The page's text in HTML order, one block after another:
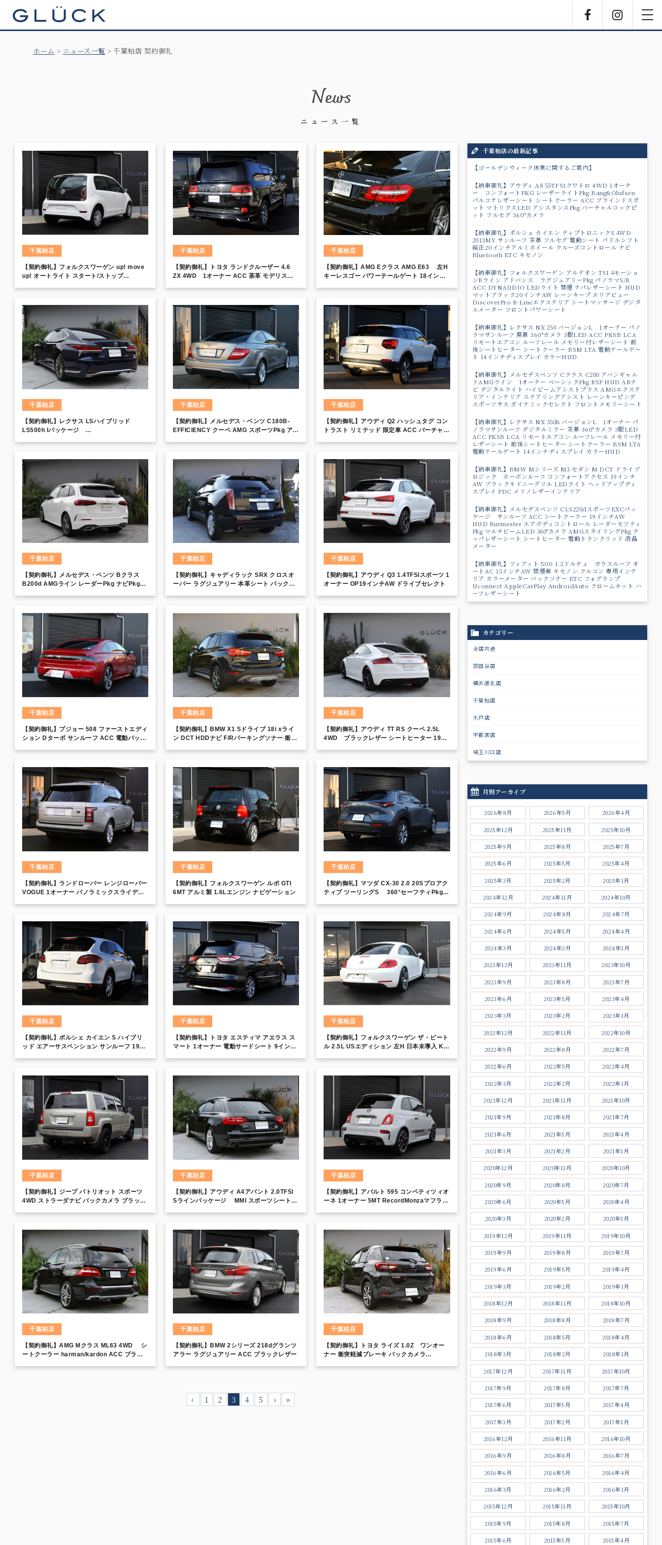
ホーム ニュース一覧 千葉柏店 契約御礼
News
ニュース一覧
千葉柏店
【契約御礼】フォルクスワーゲン up! move
up! オートライト スタート/ストップ
千葉柏店
【契約御礼】トヨタ ランドクルーザー 4.6
ZX 4WD 1オーナー ACC 茶革 モデリスタ
ステアリングヒーター メモリーナビ フルセ
グ
千葉柏店
【契約御礼】AMG Eクラス AMG E63 左H
キーレスゴー パワーテールゲート 18インチ
ーズコントロール
千葉柏店
【契約御礼】レクサス LSハイブリッド
LS500h Iパッケージ
千葉柏店
【契約御礼】メルセデス・ベンツ C180B-
EFFICIENCY クーペ AMG スポーツPkg アジ
千葉柏店
【契約御礼】アウディ Q2 ハッシュタグ コン
トラスト リミテッド 限定車 ACC バーチャル
千葉柏店
【契約御礼】メルセデス・ベンツ Bクラス
B200d AMGライン レーダーPkg ナビPkg
千葉柏店
【契約御礼】キャディラック SRX クロスオ
ーバー ラグジュアリー 本革シート バックカ
千葉柏店
【契約御礼】アウディ Q3 1.4TFSIスポーツ 1
オーナー OP19インチAW ドライブセレクト
千葉柏店
【契約御礼】プジョー 508 ファーストエディ
ション Dターボ サンルーフ ACC 電動バック
千葉柏店
【契約御礼】BMW X1 Sドライブ 18i xライ
ン DCT HDDナビ F/Rパーキングソナー 衝突
千葉柏店
【契約御礼】アウディ TT RS クーペ 2.5L
4WD ブラックレザー シートヒーター 19イ
千葉柏店
【契約御礼】ランドローバー レンジローバー
VOGUE 1オーナー パノラミックスライディ
千葉柏店
【契約御礼】フォルクスワーゲン ルポ GTI
6MT アルミ製 1.6Lエンジン ナビゲーション
千葉柏店
【契約御礼】マツダ CX-30 2.0 20Sプロアク
ティブ ツーリングS 360°セーフティPkg
千葉柏店
【契約御礼】ポルシェ カイエン S ハイブリ
ッド エアーサスペンション サンルーフ 19イ
千葉柏店
【契約御礼】トヨタ エスティマ アエラス ス
マート 1オーナー 電動サードシート 9インチ
千葉柏店
【契約御礼】フォルクスワーゲン ザ・ビート
ル 2.5L USエディション 左H 日本未導入 KW
ジ CD/DVD バックカメラ ETC
千葉柏店
【契約御礼】ジープ パトリオット スポーツ
4WD ストラーダナビ バックカメラ ブラック
千葉柏店
【契約御礼】アウディ A4アバント 2.0TFSI
Sラインパッケージ MMI スポーツシート
セノンライト ルーフレール フルセグチュー
千葉柏店
【契約御礼】アバルト 595 コンペティツィオ
ーネ 1オーナー 5MT RecordMonzaマフラー
千葉柏店
【契約御礼】AMG Mクラス ML63 4WD シ
ートクーラー harman/kardon ACC ブライ
千葉柏店
【契約御礼】BMW 2シリーズ 218dグランツ
アラー ラグジュアリー ACC ブラックレザー
千葉柏店
【契約御礼】トヨタ ライズ 1.0Z ワンオー
ナー 衝突軽減ブレーキ バックカメラ
‹ 1 2 3 4 5 › »
千葉柏店の最新記事
【ゴールデンウィーク休業に関するご案内】
【納車御礼】アウディ A8 55TFSIクワトロ 4WD 1オーナ
ー コンフォートPKG レーザーライトPkg Bang&Olufsen
パルコナレザーシート シートクーラー ACC ブラインドスポ
ット マトリクスLED アシスタンスPkg バーチャルコックピ
ット フルセグ 360°カメラ
【納車御礼】ポルシェ カイエン ティプトロニックS 4WD
2013MY サンルーフ 茶革 フルセグ 電動シート パドルシフト
純正20インチアルミホイール クルーズコントロール ナビ
Bluetooth ETC キセノン
【納車御礼】フォルクスワーゲン アルテオン TSI 4モーショ
ンRライン アドバンス ラグジュアリーPkg パノラマS/R
ACC DYNAUDIO LEDライト 禁煙 ナパレザーシート HUD
マットブラック20インチAW レーンキープ エリアビュー
DiscoverPro R-Lineエクステリア シートマッサージ デジタ
ルメーター フロントパワーシート
【納車御礼】レクサス NX 250 バージョンL 1オーナー パノ
ラマサンルーフ 黒革 360°カメラ 3眼LED ACC PKSB LCA
リモートエアコン ルーフレール メモリー付レザーシート 前
後シートヒーター シートクーラー BSM LTA 電動テールゲー
ト 14インチディスプレイ カラーHUD
【納車御礼】メルセデスベンツ Cクラス C200 アバンギャル
ドAMGライン 1オーナー ベーシックPkg RSP HUD ARナ
ビ デジタルライト ハイビームアシストプラス AMGエクステ
リア・インテリア ステアリングアシスト レーンキーピング
スポーツサス ダイナミックセレクト フロントメモリーシート
【納車御礼】レクサス NX 350h バージョンL 1オーナー パ
ノラマサンルーフ デジタルミラー 茶革 360°カメラ 3眼LED
ACC PKSB LCA リモートエアコン ルーフレール メモリー付
レザーシート 前後シートヒーター シートクーラー BSM LTA
電動テールゲート 14インチディスプレイ カラーHUD
【納車御礼】BMW Mシリーズ M3 セダン M DCT ドライブ
ロジック カーボンルーフ コンフォートアクセス 19インチ
AW ブラックキドニーグリル LEDライト ヘッドアップディ
スプレイ PDC メリノレザーインテリア
【納車御礼】メルセデスベンツ CLS220dスポーツEXCパッ
ケージ サンルーフ ACC シートクーラー 19インチAW
HUD Burmester エアボディコントロール レーダーセフティ
Pkg マルチビームLED 360°カメラ AMGスタイリングPkg ナ
ッパレザーシート シートヒーター 電動トランクリッド 液晶
メーター
【納車御礼】フィアット 500 1.2ドルチェ ガラスルーフ オ
ートAC 15インチAW 禁煙車 キセノン クルコン 専用インテ
リア カラーメーター バックソナー ETC フォグランプ
Uconnect AppleCarPlay AndroidAuto クロームキット ハ
ーフレザーシート
カテゴリー
全店共通
世田谷店
横浜港北店
千葉柏店
水戸店
宇都宮店
埼玉川口店
月別アーカイブ
2026年8月 2026年5月 2026年4月
2025年12月 2025年11月 2025年10月
2025年9月 2025年8月 2025年7月
2025年6月 2025年5月 2025年4月
2025年3月 2025年2月 2025年1月
2024年12月 2024年11月 2024年10月
2024年9月 2024年8月 2024年7月
2024年6月 2024年5月 2024年4月
2024年3月 2024年2月 2024年1月
2023年12月 2023年11月 2023年10月
2023年9月 2023年8月 2023年7月
2023年6月 2023年5月 2023年4月
2023年3月 2023年2月 2023年1月
2022年12月 2022年11月 2022年10月
2022年9月 2022年8月 2022年7月
2022年6月 2022年5月 2022年4月
2022年3月 2022年2月 2022年1月
2021年12月 2021年11月 2021年10月
2021年9月 2021年8月 2021年7月
2021年6月 2021年5月 2021年4月
2021年3月 2021年2月 2021年1月
2020年12月 2020年11月 2020年10月
2020年9月 2020年8月 2020年7月
2020年6月 2020年5月 2020年4月
2020年3月 2020年2月 2020年1月
2019年12月 2019年11月 2019年10月
2019年9月 2019年8月 2019年7月
2019年6月 2019年5月 2019年4月
2019年3月 2019年2月 2019年1月
2018年12月 2018年11月 2018年10月
2018年9月 2018年8月 2018年7月
2018年6月 2018年5月 2018年4月
2018年3月 2018年2月 2018年1月
2017年12月 2017年11月 2017年10月
2017年9月 2017年8月 2017年7月
2017年6月 2017年5月 2017年4月
2017年3月 2017年2月 2017年1月
2016年12月 2016年11月 2016年10月
2016年9月 2016年8月 2016年7月
2016年6月 2016年5月 2016年4月
2016年3月 2016年2月 2016年1月
2015年12月 2015年11月 2015年10月
2015年9月 2015年8月 2015年7月
2015年6月 2015年5月 2015年4月